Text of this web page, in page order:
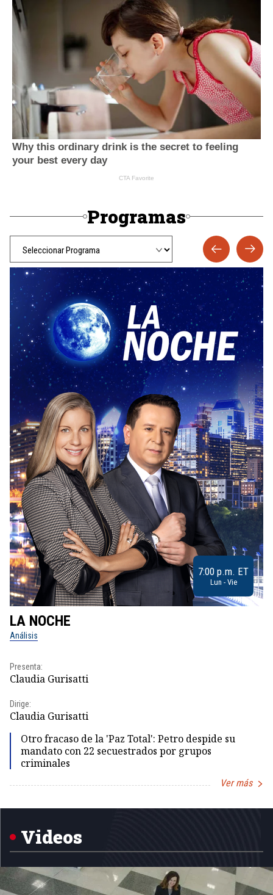
Programas
7:00 p.m. ET
Lun - Vie
LA NOCHE
Análisis
Presenta:
Claudia Gurisatti
Dirige:
Claudia Gurisatti
Otro fracaso de la 'Paz Total': Petro despide su
mandato con 22 secuestrados por grupos
criminales
Ver más
Videos